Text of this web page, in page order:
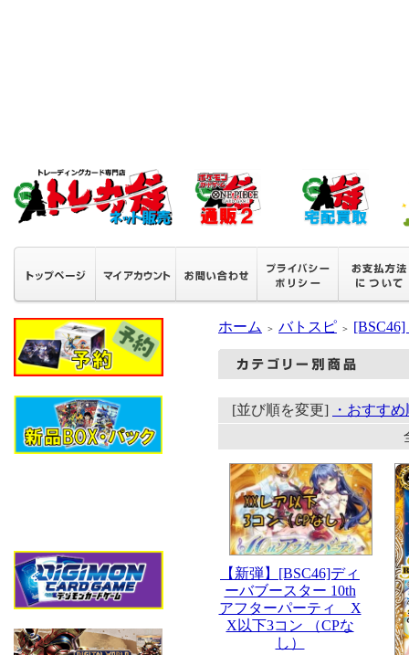
ホーム ＞ バトスピ ＞
[並び順を変更]
・おすすめ
【新弾】[BSC46]ディ
ーバブースター 10th
アフターパーティ X
X以下3コン （CPな
し）